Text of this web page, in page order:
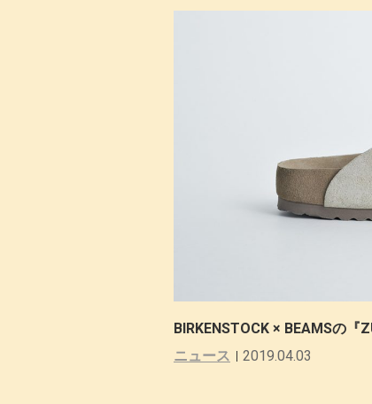
BIRKENSTOCK × BEAMSの『
ニュース
2019.04.03